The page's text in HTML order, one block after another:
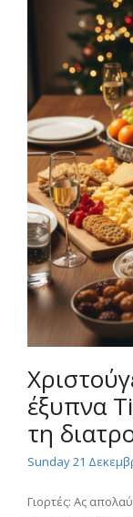
έξυπνα
τη
Sunday 21
Γιορτές: Ας